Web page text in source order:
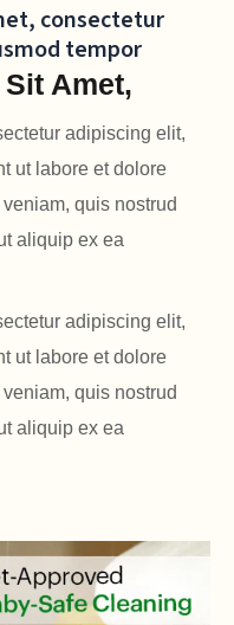
consectetur
tempor
Amet,
adipiscing elit,
ut labore et dolore
quis nostrud
aliquip ex ea
adipiscing elit,
ut labore et dolore
quis nostrud
aliquip ex ea